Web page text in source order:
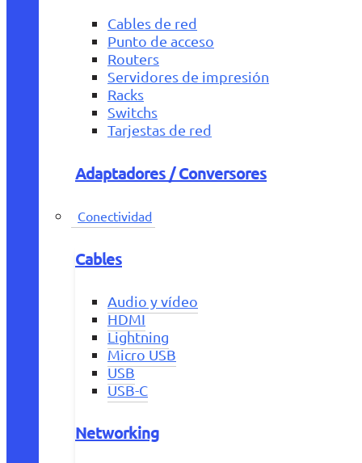
Cables de red
Punto de acceso
Routers
Servidores de impresión
Racks
Switchs
Tarjestas de red
Adaptadores / Conversores
Conectividad
Cables
Audio y vídeo
HDMI
Lightning
Micro USB
USB
USB-C
Networking